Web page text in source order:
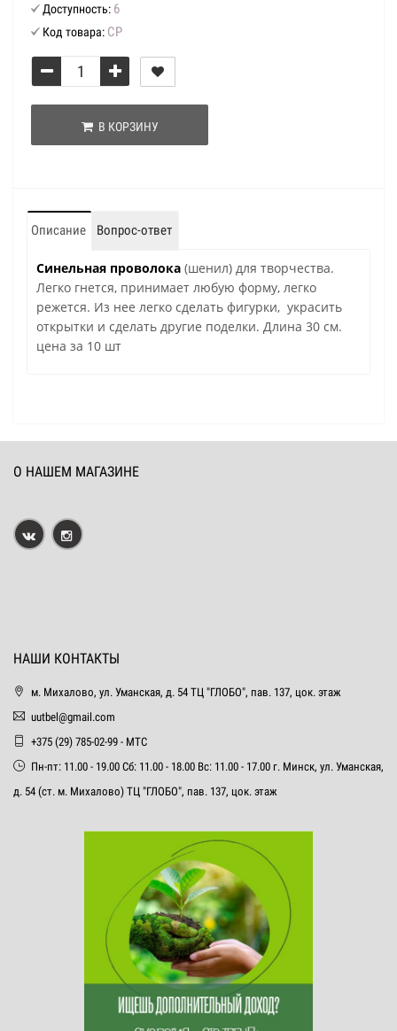
Доступность: 6
Код товара: СР
В КОРЗИНУ
Описание Вопрос-ответ
Синельная проволока (шенил) для творчества.
Легко гнется, принимает любую форму, легко
режется. Из нее легко сделать фигурки, украсить
открытки и сделать другие поделки. Длина 30 см.
цена за 10 шт
О НАШЕМ МАГАЗИНЕ
НАШИ КОНТАКТЫ
м. Михалово, ул. Уманская, д. 54 ТЦ "ГЛОБО", пав. 137, цок. этаж
uutbel@gmail.com
+375 (29) 785-02-99 - МТС
Пн-пт: 11.00 - 19.00 Сб: 11.00 - 18.00 Вс: 11.00 - 17.00 г. Минск, ул. Уманская,
д. 54 (ст. м. Михалово) ТЦ "ГЛОБО", пав. 137, цок. этаж